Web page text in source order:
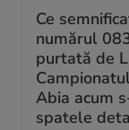
Ce
numărul
purtată de
Abia acum
spatele